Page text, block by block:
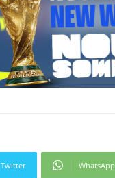
Twitter WhatsApp